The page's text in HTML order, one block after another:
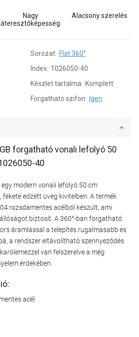
Nagy
áteresztőképesség
Alacsony szerelés
Sorozat: Flat 360°
Index: 1026050-40
Készlet tartalma: Komplett
Forgatható szifon: Igen
forgatható vonali lefolyó 50
40
egy modern vonali lefolyó 50 cm
fekete edzett üveg kivitelben. A termék
rozsdamentes acélból készült, ami
biztosít. A 360°-ban forgatható
áramlással a telepítés rugalmasabb és
a rendszer eltávolítható szennyeződés
van felszerelve a még
érdekében.
acél